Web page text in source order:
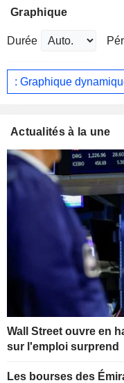
Graphique
Durée
: Graphique
Actualités à la une
Wall Street ouvre en
sur l'emploi surprend
Les bourses des